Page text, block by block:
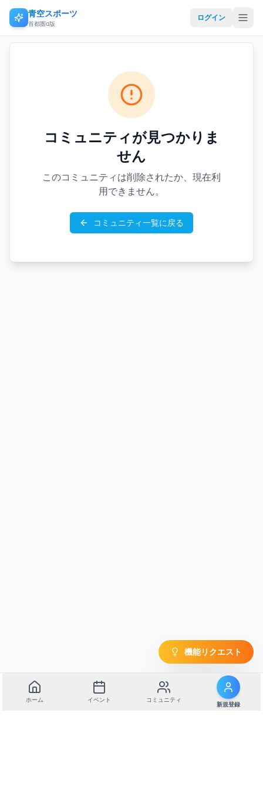
青空スポーツ
首都圏α版
ログイン
コミュニティが見つかりま
せん
このコミュニティは削除されたか、現在利
用できません。
コミュニティ一覧に戻る
ホーム イベント コミュニティ
新規登録
機能リクエスト